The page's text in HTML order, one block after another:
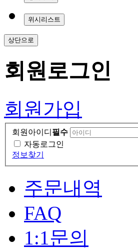
위시리스트
상단으로
회원 로그인
회원가입
회원아이디 필수
자동로그인
정보찾기
주문내역
FAQ
1:1문의